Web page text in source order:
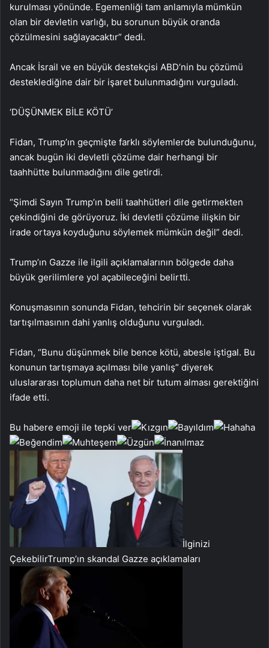
kurulması yönünde. Egemenliği tam anlamıyla mümkün
olan bir devletin varlığı, bu sorunun büyük oranda
çözülmesini sağlayacaktır” dedi.
Ancak İsrail ve en büyük destekçisi ABD’nin bu çözümü
desteklediğine dair bir işaret bulunmadığını vurguladı.
‘DÜŞÜNMEK BİLE KÖTÜ’
Fidan, Trump’ın geçmişte farklı söylemlerde bulunduğunu,
ancak bugün iki devletli çözüme dair herhangi bir
taahhütte bulunmadığını dile getirdi.
“Şimdi Sayın Trump’ın belli taahhütleri dile getirmekten
çekindiğini de görüyoruz. İki devletli çözüme ilişkin bir
irade ortaya koyduğunu söylemek mümkün değil” dedi.
Trump’ın Gazze ile ilgili açıklamalarının bölgede daha
büyük gerilimlere yol açabileceğini belirtti.
Konuşmasının sonunda Fidan, tehcirin bir seçenek olarak
tartışılmasının dahi yanlış olduğunu vurguladı.
Fidan, “Bunu düşünmek bile bence kötü, abesle iştigal. Bu
konunun tartışmaya açılması bile yanlış” diyerek
uluslararası toplumun daha net bir tutum alması gerektiğini
ifade etti.
Bu habere emoji ile tepki ver
İlginizi
ÇekebilirTrump’ın skandal Gazze açıklamaları